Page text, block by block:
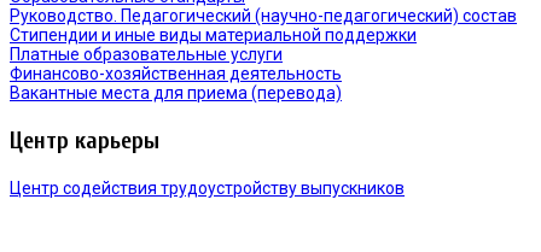
Руководство. Педагогический (научно-педагогический) состав
Стипендии и иные виды материальной поддержки
Платные образовательные услуги
Финансово-хозяйственная деятельность
Вакантные места для приема (перевода)
Центр карьеры
Центр содействия трудоустройству выпускников